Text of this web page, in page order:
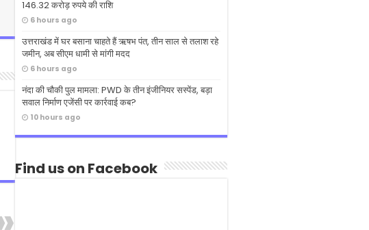
146.32 करोड़ रुपये की राशि
6 hours ago
उत्तराखंड में घर बसाना चाहते हैं ऋषभ पंत, तीन साल से तलाश रहे
जमीन, अब सीएम धामी से मांगी मदद
6 hours ago
नंदा की चौकी पुल मामला: PWD के तीन इंजीनियर सस्पेंड, बड़ा
सवाल निर्माण एजेंसी पर कार्रवाई कब?
10 hours ago
Find us on Facebook